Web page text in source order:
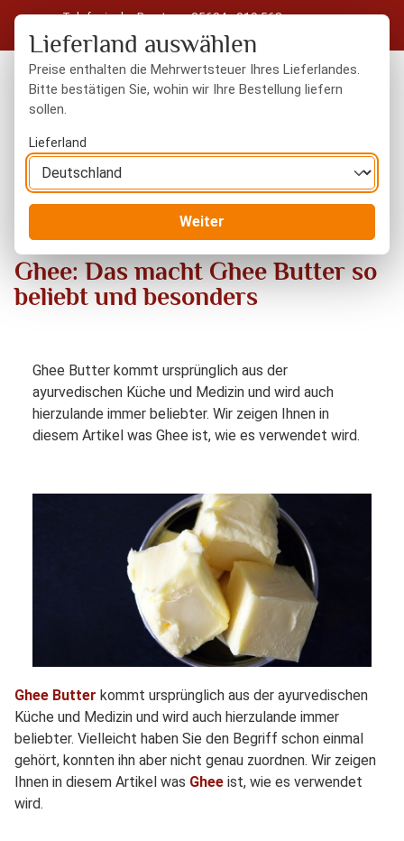
Zum Hauptinhalt springen
Telefonische Beratung: 05604 - 919 563
Kostenloser Versand in Deutschland ab 50 € Warenwert
Ghee: Das macht Ghee Butter so beliebt und besonders
Ghee: Das macht Ghee Butter so
beliebt und besonders
Ghee Butter kommt ursprünglich aus der
ayurvedischen Küche und Medizin und wird auch
hierzulande immer beliebter. Wir zeigen Ihnen in
diesem Artikel was Ghee ist, wie es verwendet wird.
Ghee Butter kommt ursprünglich aus der ayurvedischen
Küche und Medizin und wird auch hierzulande immer
beliebter. Vielleicht haben Sie den Begriff schon einmal
gehört, konnten ihn aber nicht genau zuordnen. Wir zeigen
Ihnen in diesem Artikel was Ghee ist, wie es verwendet
wird.
Lieferland auswählen
Preise enthalten die Mehrwertsteuer Ihres Lieferlandes.
Bitte bestätigen Sie, wohin wir Ihre Bestellung liefern
sollen.
Lieferland
Weiter